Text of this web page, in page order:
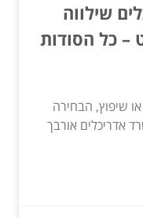
שילווה
– כל הסודות
שיפוץ, הבחירה
אדריכלים אורבך